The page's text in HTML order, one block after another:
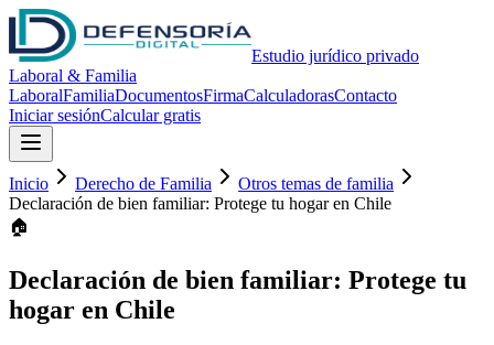
Estudio jurídico privado
Laboral & Familia
LaboralFamiliaDocumentosFirmaCalculadorasContacto
Iniciar sesiónCalcular gratis
Inicio Derecho de Familia
Otros temas de familia
Declaración de bien familiar: Protege tu hogar en Chile
🏠
Declaración de bien familiar: Protege tu
hogar en Chile